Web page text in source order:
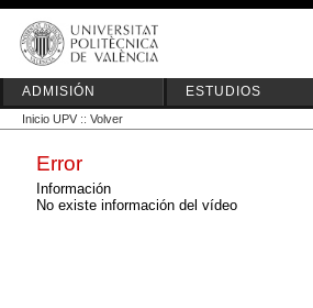
ADMISIÓN ESTUDIOS
Inicio UPV :: Volver
Error
Información
No existe información del vídeo